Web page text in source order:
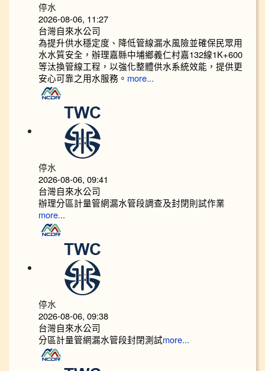
停水
2026-08-06, 11:27
台灣自來水公司
為提升供水穩定度、降低管線漏水風險並確保民眾用
水水質安全，辦理嘉縣中埔鄉義仁村嘉132線1K+600
等汰換管線工程，以強化整體供水系統效能，提供更
安心可靠之用水服務。 more...
停水
2026-08-06, 09:41
台灣自來水公司
辦理分區計量管網漏水管段調查及封閉則試作業
more...
停水
2026-08-06, 09:38
台灣自來水公司
分區計量管網漏水管段封閉測試more...